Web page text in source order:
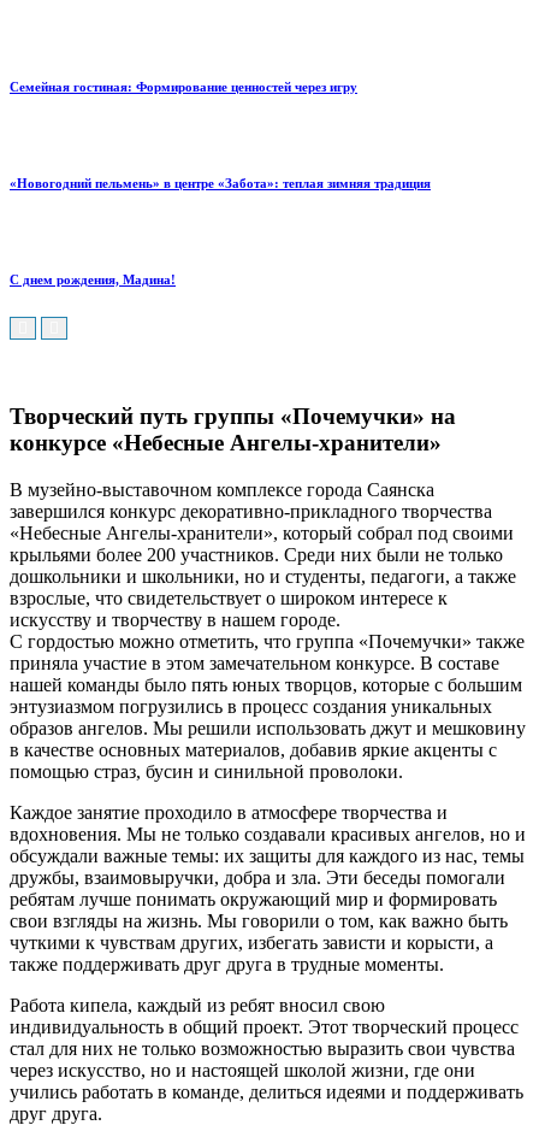
Семейная гостиная: Формирование ценностей через игру
«Новогодний пельмень» в центре «Забота»: теплая зимняя традиция
С днем рождения, Мадина!
Творческий путь группы «Почемучки» на
конкурсе «Небесные Ангелы-хранители»
В музейно-выставочном комплексе города Саянска
завершился конкурс декоративно-прикладного творчества
«Небесные Ангелы-хранители», который собрал под своими
крыльями более 200 участников. Среди них были не только
дошкольники и школьники, но и студенты, педагоги, а также
взрослые, что свидетельствует о широком интересе к
искусству и творчеству в нашем городе.
С гордостью можно отметить, что группа «Почемучки» также
приняла участие в этом замечательном конкурсе. В составе
нашей команды было пять юных творцов, которые с большим
энтузиазмом погрузились в процесс создания уникальных
образов ангелов. Мы решили использовать джут и мешковину
в качестве основных материалов, добавив яркие акценты с
помощью страз, бусин и синильной проволоки.
Каждое занятие проходило в атмосфере творчества и
вдохновения. Мы не только создавали красивых ангелов, но и
обсуждали важные темы: их защиты для каждого из нас, темы
дружбы, взаимовыручки, добра и зла. Эти беседы помогали
ребятам лучше понимать окружающий мир и формировать
свои взгляды на жизнь. Мы говорили о том, как важно быть
чуткими к чувствам других, избегать зависти и корысти, а
также поддерживать друг друга в трудные моменты.
Работа кипела, каждый из ребят вносил свою
индивидуальность в общий проект. Этот творческий процесс
стал для них не только возможностью выразить свои чувства
через искусство, но и настоящей школой жизни, где они
учились работать в команде, делиться идеями и поддерживать
друг друга.